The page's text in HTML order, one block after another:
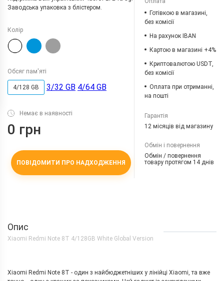
Заводська упаковка з блістером.
Колір
Обсяг пам'яті
4/128 GB 3/32 GB 4/64 GB
Немає в наявності
0 грн
ПОВІДОМИТИ ПРО НАДХОДЖЕННЯ
Готівкою в магазині,
без комісії
На рахунок IBAN
Картою в магазині +4%
Криптовалютою USDT,
без комісії
Оплата при отриманні,
на пошті
Гарантія
12 місяців від магазину
Обмін і повернення
Обмін / повернення
товару протягом 14 днів
Опис
Xiaomi Redmi Note 8T 4/128GB White Global Version
Xiaomi Redmi Note 8T - один з найбюджетніших у лінійці Xiaomi, та вже